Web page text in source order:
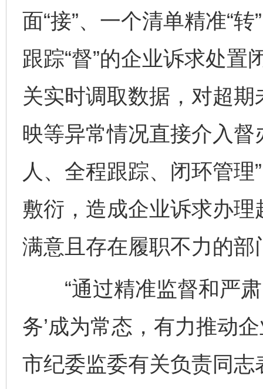
面“接”、一个清单精准“
跟踪“督”的企业诉求处
关实时调取数据，对超
映等异常情况直接介入
人、全程跟踪、闭环管
敷衍，造成企业诉求办
满意且存在履职不力的
“通过精准监督和严肃
务’成为常态，有力推动
市纪委监委有关负责同
完善运行机制助力责任有效落实